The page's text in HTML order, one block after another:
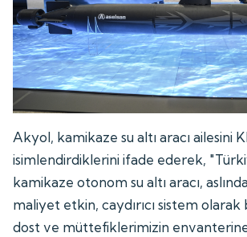
Akyol, kamikaze su altı aracı ailesini
isimlendirdiklerini ifade ederek,
kamikaze otonom su altı aracı,
maliyet etkin, caydırıcı sistem
dost ve müttefiklerimizin